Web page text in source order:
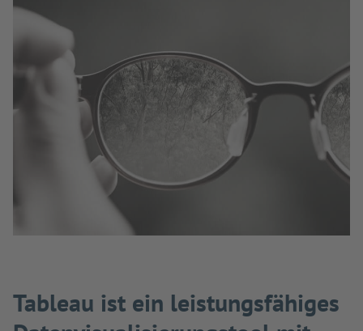
Tableau ist ein leistungsfähiges